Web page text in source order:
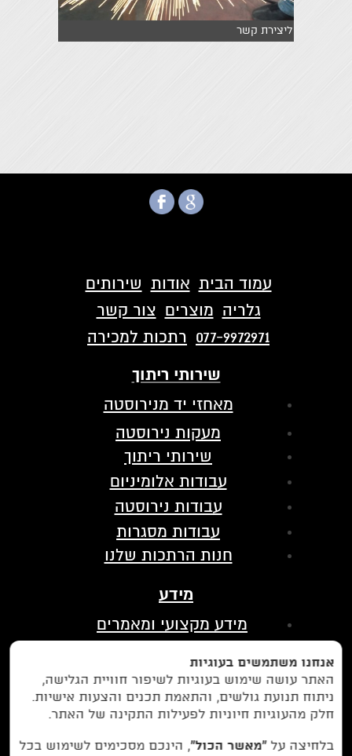
ליצירת קשר
עמוד הבית אודות שירותים
גלריה מוצרים צור קשר
077-9972971 רתכות למכירה
שירותי ריתוך
מאחזי יד מנירוסטה
מעקות נירוסטה
שירותי ריתוך
עבודות אלומיניום
עבודות נירוסטה
עבודות מסגרות
חנות הרתכות שלנו
מידע
מידע מקצועי ומאמרים
מדיניות פרטיות
בין לקוחותינו
לחצו כאן כדי לנווט אלינו בווייז
אנחנו משתמשים בעוגיות
האתר עושה שימוש בעוגיות לשיפור חוויית הגלישה,
ניתוח תנועת גולשים, והתאמת תכנים והצעות אישיות.
חלק מהעוגיות חיוניות לפעילות התקינה של האתר.
בלחיצה על“מאשר הכול”, הינכם מסכימים לשימוש בכל